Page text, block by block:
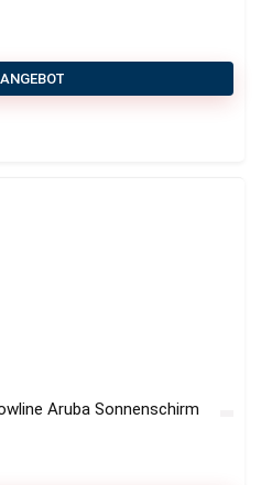
Aruba Sonnenschirm